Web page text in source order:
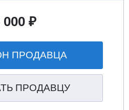
000 ₽
ПРОДАВЦА
ПРОДАВЦУ